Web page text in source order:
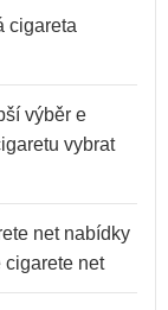
cigareta
výběr e
vybrat
net nabídky
cigarete net